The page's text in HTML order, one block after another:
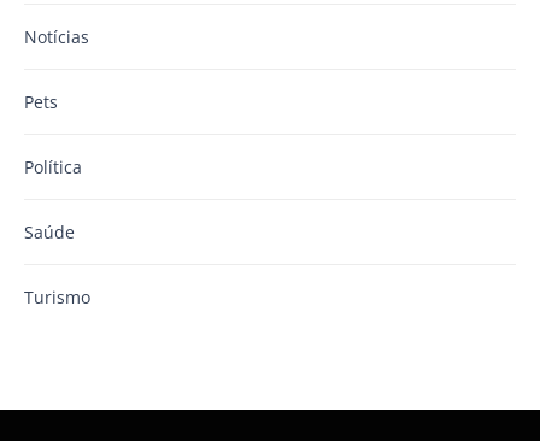
Notícias
Pets
Política
Saúde
Turismo